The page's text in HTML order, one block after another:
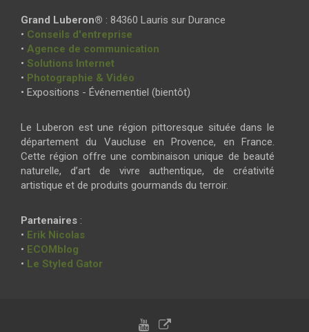
Grand Luberon® : 84360 Lauris sur Durance
• Conseils d'entreprise
• Agence de communication
• Solutions Internet
• Photographie & Vidéo
• Expositions - Événementiel (bientôt)
Le Luberon est une région pittoresque située dans le
département du Vaucluse en Provence, en France.
Cette région offre une combinaison unique de beauté
naturelle, d’art de vivre authentique, de créativité
artistique et de produits gourmands du terroir.
Partenaires :
• Erik Nicolas
• ECOMblog
• Le Styled Gator